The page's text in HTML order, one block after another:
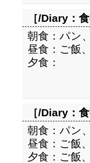
［/Diary：
朝食：パン
昼食：ご飯
夕食：
［/Diary：
朝食：パン
昼食：ご飯
夕食：ご飯